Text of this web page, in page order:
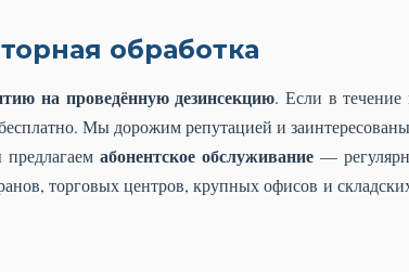
обработка
на проведённую дезинсекцию. Если в течение
Мы дорожим репутацией и
абонентское обслуживание —
торговых центров, крупных офисов и